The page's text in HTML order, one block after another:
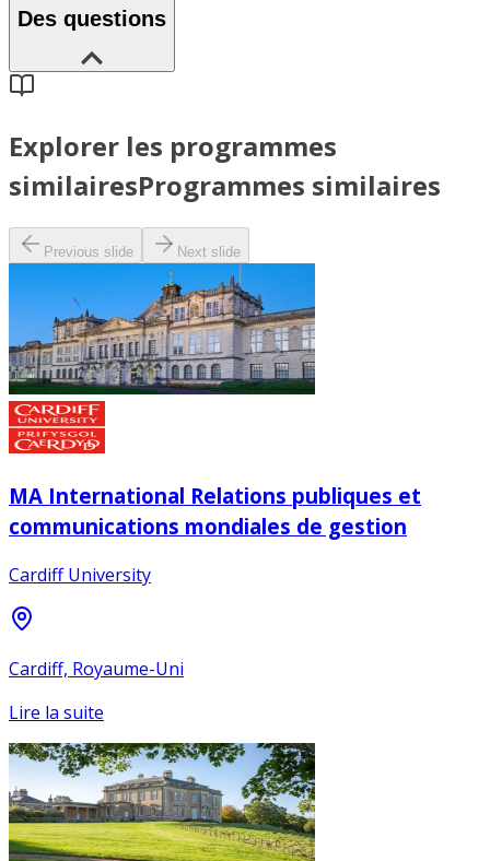
Des questions
Explorer les programmes
similairesProgrammes similaires
Previous slide Next slide
MA International Relations publiques et
communications mondiales de gestion
Cardiff University
Cardiff, Royaume-Uni
Lire la suite